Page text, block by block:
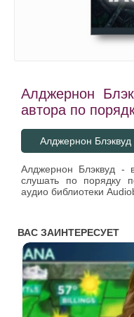
Алджернон
автора по
Алджернон Блэквуд
Алджернон Блэквуд -
слушать по порядку
аудио библиотеки